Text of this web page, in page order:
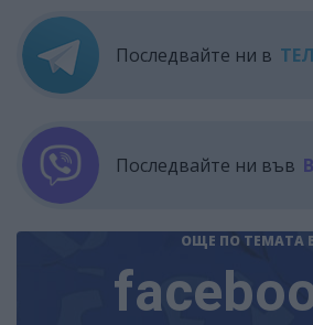
Последвайте ни в
Последвайте ни във
ОЩЕ ПО ТЕМАТА